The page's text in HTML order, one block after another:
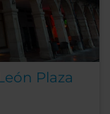
Plaza